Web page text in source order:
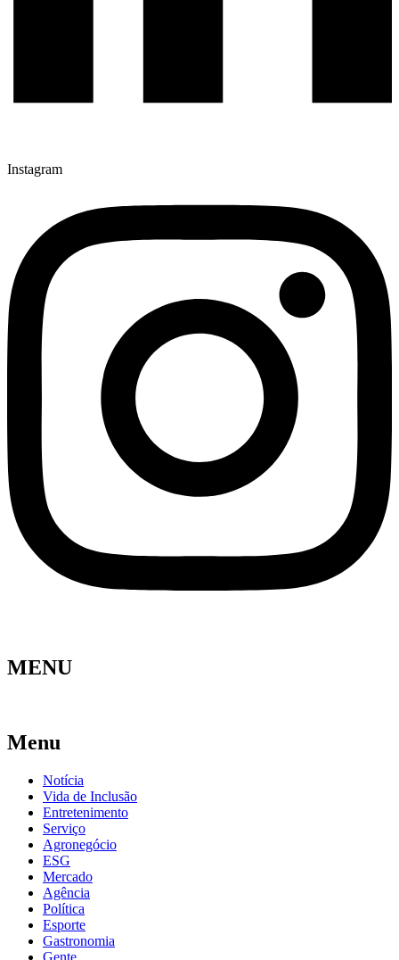
Instagram
MENU
Menu
Notícia
Vida de Inclusão
Entretenimento
Serviço
Agronegócio
ESG
Mercado
Agência
Política
Esporte
Gastronomia